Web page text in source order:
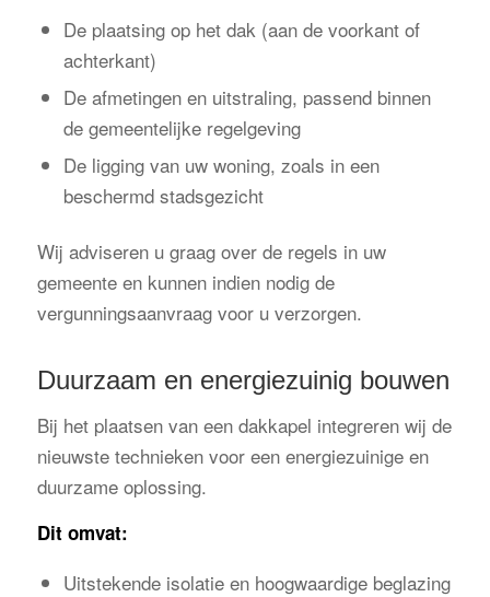
De plaatsing op het dak (aan de voorkant of
achterkant)
De afmetingen en uitstraling, passend binnen
de gemeentelijke regelgeving
De ligging van uw woning, zoals in een
beschermd stadsgezicht
Wij adviseren u graag over de regels in uw
gemeente en kunnen indien nodig de
vergunningsaanvraag voor u verzorgen.
Duurzaam en energiezuinig bouwen
Bij het plaatsen van een dakkapel integreren wij de
nieuwste technieken voor een energiezuinige en
duurzame oplossing.
Dit omvat:
Uitstekende isolatie en hoogwaardige beglazing